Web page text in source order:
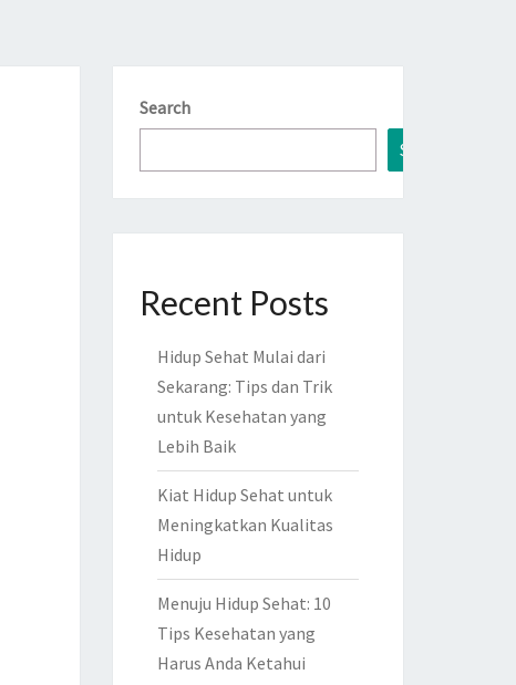
Search
Search
Recent Posts
Hidup Sehat Mulai dari
Sekarang: Tips dan Trik
untuk Kesehatan yang
Lebih Baik
Kiat Hidup Sehat untuk
Meningkatkan Kualitas
Hidup
Menuju Hidup Sehat: 10
Tips Kesehatan yang
Harus Anda Ketahui